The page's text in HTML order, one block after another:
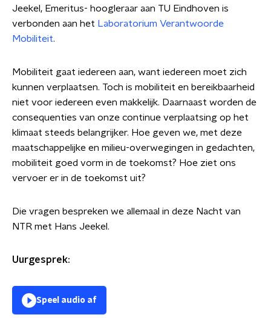
Jeekel, Emeritus- hoogleraar aan TU Eindhoven is
verbonden aan het Laboratorium Verantwoorde
Mobiliteit.
Mobiliteit gaat iedereen aan, want iedereen moet zich
kunnen verplaatsen. Toch is mobiliteit en bereikbaarheid
niet voor iedereen even makkelijk. Daarnaast worden de
consequenties van onze continue verplaatsing op het
klimaat steeds belangrijker. Hoe geven we, met deze
maatschappelijke en milieu-overwegingen in gedachten,
mobiliteit goed vorm in de toekomst? Hoe ziet ons
vervoer er in de toekomst uit?
Die vragen bespreken we allemaal in deze Nacht van
NTR met Hans Jeekel.
Uurgesprek:
Speel audio af